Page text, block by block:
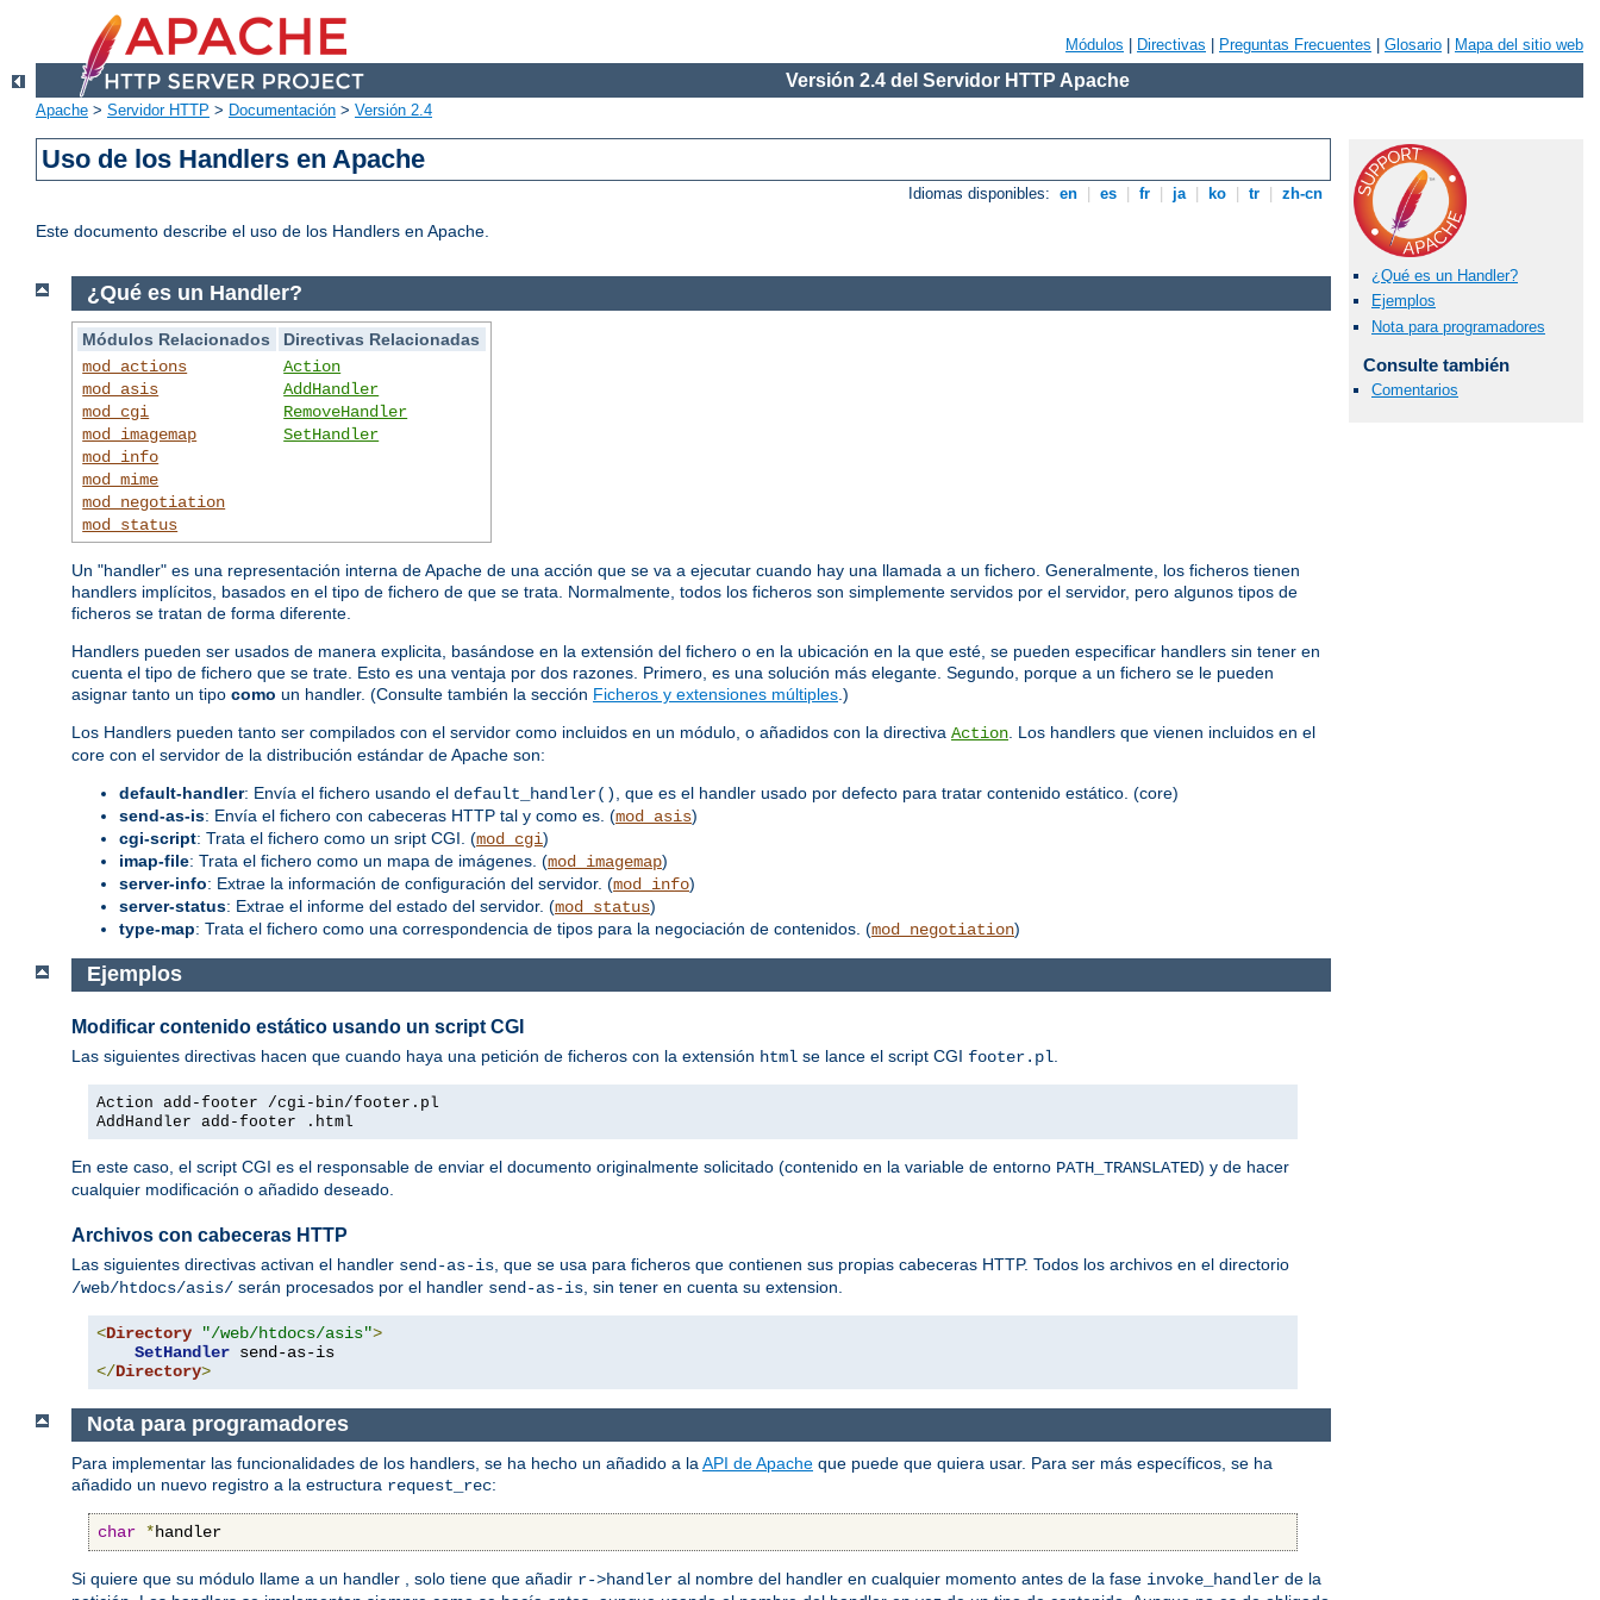
Módulos Directivas Preguntas Frecuentes Glosario Mapa del sitio web
Versión 2.4 del Servidor HTTP Apache
Apache > Servidor HTTP > Documentación > Versión 2.4
Uso de los Handlers en Apache
Idiomas disponibles: en es fr ja ko tr zh-cn
Este documento describe el uso de los Handlers en Apache.
¿Qué es un Handler?
Ejemplos
Nota para programadores
Consulte también
Comentarios
¿Qué es un Handler?
Módulos Relacionados
Directivas Relacionadas
mod_actions
mod_asis
mod_cgi
mod_imagemap
mod_info
mod_mime
mod_negotiation
mod_status
Action
AddHandler
RemoveHandler
SetHandler
Un "handler" es una representación interna de Apache de una acción que se va a ejecutar cuando hay una llamada a un fichero. Generalmente, los ficheros tienen
handlers implícitos, basados en el tipo de fichero de que se trata. Normalmente, todos los ficheros son simplemente servidos por el servidor, pero algunos tipos de
ficheros se tratan de forma diferente.
Handlers pueden ser usados de manera explicita, basándose en la extensión del fichero o en la ubicación en la que esté, se pueden especificar handlers sin tener en
cuenta el tipo de fichero que se trate. Esto es una ventaja por dos razones. Primero, es una solución más elegante. Segundo, porque a un fichero se le pueden
asignar tanto un tipo como un handler. (Consulte también la sección Ficheros y extensiones múltiples .)
Los Handlers pueden tanto ser compilados con el servidor como incluidos en un módulo, o añadidos con la directiva Action . Los handlers que vienen incluidos en el
core con el servidor de la distribución estándar de Apache son:
default-handler: Envía el fichero usando el default_handler()
, que es el handler usado por defecto para tratar contenido estático. (core)
send-as-is: Envía el fichero con cabeceras HTTP tal y como es. (mod_asis)
cgi-script: Trata el fichero como un sript CGI. (mod_cgi)
imap-file: Trata el fichero como un mapa de imágenes. (mod_imagemap)
server-info: Extrae la información de configuración del servidor. (mod_info)
server-status: Extrae el informe del estado del servidor. (mod_status)
type-map: Trata el fichero como una correspondencia de tipos para la negociación de contenidos. (mod_negotiation)
Ejemplos
Modificar contenido estático usando un script CGI
Las siguientes directivas hacen que cuando haya una petición de ficheros con la extensión html se lance el script CGI footer.pl.
Action add-footer /cgi-bin/footer.pl
AddHandler add-footer .html
En este caso, el script CGI es el responsable de enviar el documento originalmente solicitado (contenido en la variable de entorno PATH_TRANSLATED) y de hacer
cualquier modificación o añadido deseado.
Archivos con cabeceras HTTP
Las siguientes directivas activan el handler send-as-is, que se usa para ficheros que contienen sus propias cabeceras HTTP. Todos los archivos en el directorio
/web/htdocs/asis/ serán procesados por el handler send-as-is, sin tener en cuenta su extension.
<Directory "/web/htdocs/asis">
SetHandler
</Directory>
Nota para programadores
Para implementar las funcionalidades de los handlers, se ha hecho un añadido a la API de Apache que puede que quiera usar. Para ser más específicos, se ha
añadido un nuevo registro a la estructura request_rec:
char *handler
Si quiere que su módulo llame a un handler , solo tiene que añadir r->handler al nombre del handler en cualquier momento antes de la fase invoke_handler de la